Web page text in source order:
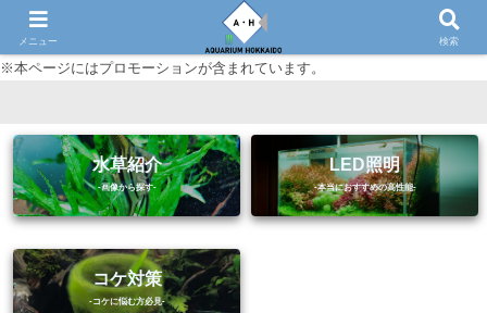
初心者に優しいアクアリウム（熱帯魚・水草等）情報サイト
※本ページにはプロモーションが含まれています。
水草紹介 LED照明
コケ対策
メニュー 検索